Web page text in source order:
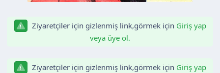
Ziyaretçiler için gizlenmiş link,görmek için Giriş yap
veya üye ol.
Ziyaretçiler için gizlenmiş link,görmek için Giriş yap